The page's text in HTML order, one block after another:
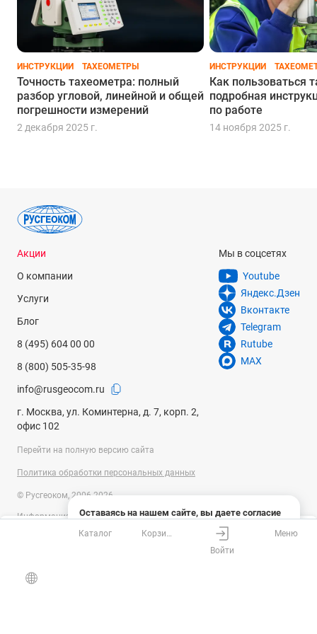
С точностью 5" и закрепительными винтами
С точностью 7" и бесконечными винтами
С закрепительными винтами По акции
ИНСТРУКЦИИ ТАХЕОМЕТРЫ
Точность тахеометра: полный
разбор угловой, линейной и общей
погрешности измерений
2 декабря 2025 г.
ИНСТРУКЦИИ
Как пользоваться
подробная
по работе
14 ноября 2025 г.
Оставаясь на нашем сайте, вы даете согласие
на использование файлов cookies и сбор данных
системами веб-аналитики
Акции
О компании
Услуги
Блог
8 (495) 604 00 00
8 (800) 505-35-98
info@rusgeocom.ru
г. Москва, ул. Коминтерна, д. 7, корп. 2,
офис 102
Мы в соцсетях
Youtube
Яндекс.Дзен
Вконтакте
Telegram
Rutube
MAX
Перейти на полную версию сайта
Политика обработки персональных данных
© Русгеоком, 2006-2026
Информация на сайте носит справочный характер и не является
публичной офертой, определяемой положениями Статьи 437
Гражданского кодекса Российской Федерации. Технические
изменены производителем без предварительного уведомления.
Уточняйте информацию у наших менеджеров.
Каталог
Корзина
Войти
Меню